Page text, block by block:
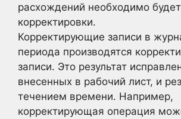
расхождений необходимо
корректировки.
Корректирующие записи в
периода производятся
записи. Это результат
внесенных в рабочий лист, и
течением времени. Например,
корректирующая операция